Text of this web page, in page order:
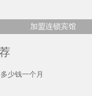
加盟连锁宾馆